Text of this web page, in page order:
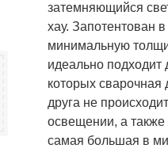
затемняющийся
хау. Запотентован
минимальную
идеально подходит
которых сварочная
друга не
освещении, а также
самая большая в